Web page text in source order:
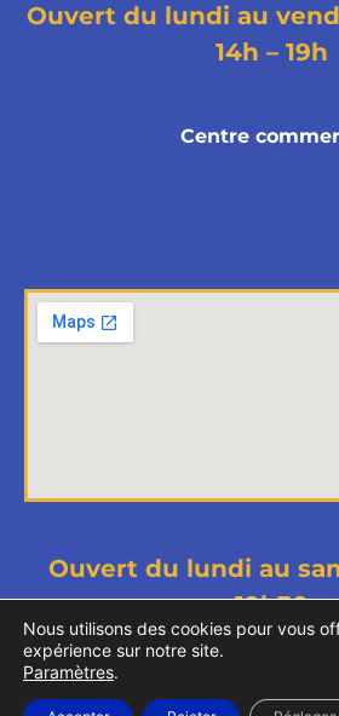
Ouvert du lundi au
14h – 19h
Centre
Ouvert du lundi au
19h30
Copyright © 2026 Memet
Mentions légalesPolitiques
Nous utilisons des cookies pour vous
expérience sur notre site.
Paramètres.